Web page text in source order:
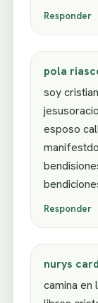
Responder
pola
soy
esposo
Responder
nurys
camina en